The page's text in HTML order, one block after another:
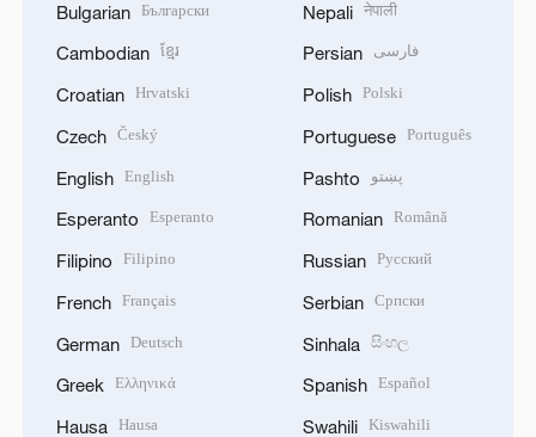
Bulgarian Български
Cambodian ខ្មែរ
Croatian Hrvatski
Czech Český
English English
Esperanto Esperanto
Filipino Filipino
French Français
German Deutsch
Greek Ελληνικά
Hausa Hausa
Nepali नेपाली
Persian فارسی
Polish Polski
Portuguese Português
Pashto پښتو
Romanian Română
Russian Русский
Serbian Српски
Sinhala සිංහල
Spanish Español
Swahili Kiswahili